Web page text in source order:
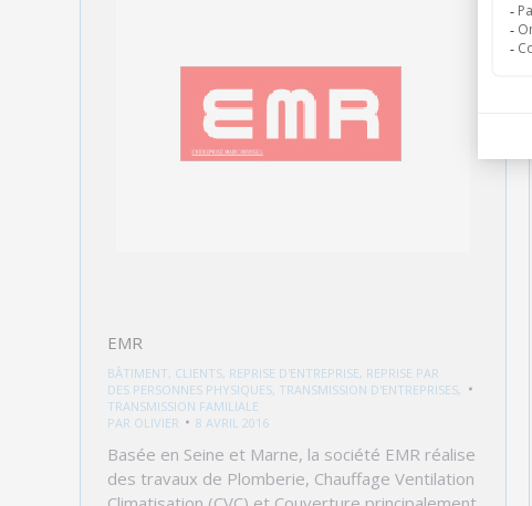
EMR
BÂTIMENT, CLIENTS, REPRISE D'ENTREPRISE, REPRISE PAR
DES PERSONNES PHYSIQUES, TRANSMISSION D'ENTREPRISES,
TRANSMISSION FAMILIALE
PAR OLIVIER 8 AVRIL 2016
Basée en Seine et Marne, la société EMR réalise
des travaux de Plomberie, Chauffage Ventilation